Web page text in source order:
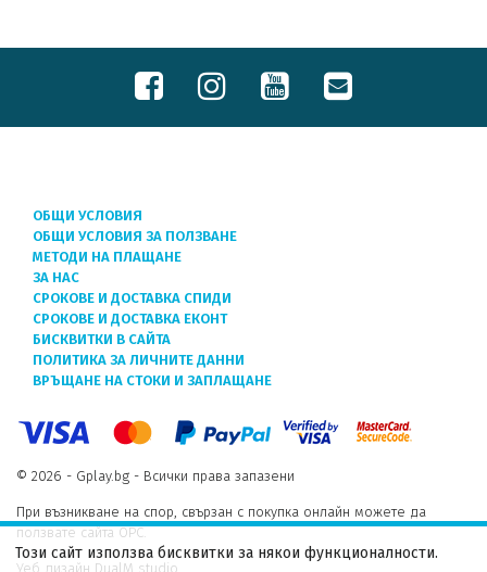
ОБЩИ УСЛОВИЯ
ОБЩИ УСЛОВИЯ ЗА ПОЛЗВАНЕ
МЕТОДИ НА ПЛАЩАНЕ
ЗА НАС
СРОКОВЕ И ДОСТАВКА СПИДИ
СРОКОВЕ И ДОСТАВКА ЕКОНТ
БИСКВИТКИ В САЙТА
ПОЛИТИКА ЗА ЛИЧНИТЕ ДАННИ
ВРЪЩАНЕ НА СТОКИ И ЗАПЛАЩАНЕ
© 2026 - Gplay.bg - Всички права запазени
При възникване на спор, свързан с покупка онлайн можете да
ползвате сайта ОРС.
Уеб дизайн DualM studio
Този сайт използва бисквитки за някои функционалности.